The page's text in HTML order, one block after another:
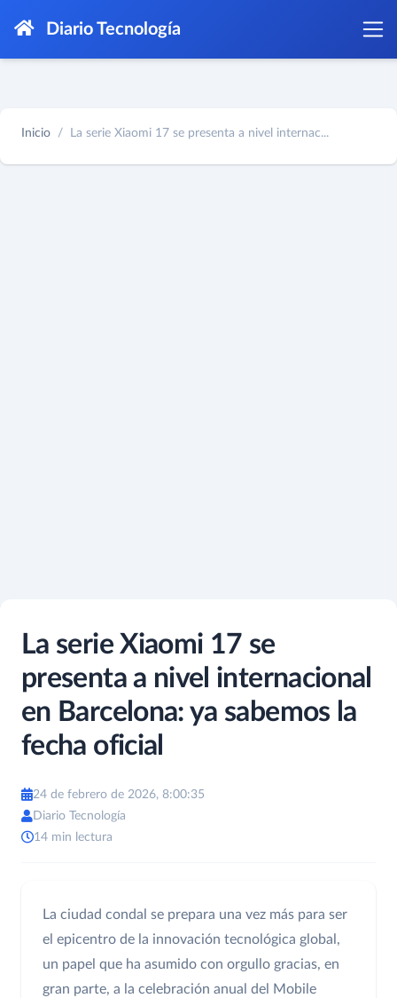
Diario Tecnología
Inicio La serie Xiaomi 17 se presenta a nivel internac...
La serie Xiaomi 17 se
presenta a nivel internacional
en Barcelona: ya sabemos la
fecha oficial
24 de febrero de 2026, 8:00:35
Diario Tecnología
14 min lectura
La ciudad condal se prepara una vez más para ser
el epicentro de la innovación tecnológica global,
un papel que ha asumido con orgullo gracias, en
gran parte, a la celebración anual del Mobile